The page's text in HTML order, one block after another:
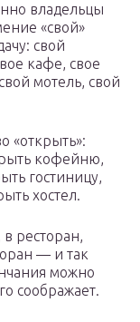
владельцы
«свой»
свой
кафе, свое
мотель, свой
«открыть»:
кофейню,
гостиницу,
хостел.
ресторан,
— и так
можно
соображает.